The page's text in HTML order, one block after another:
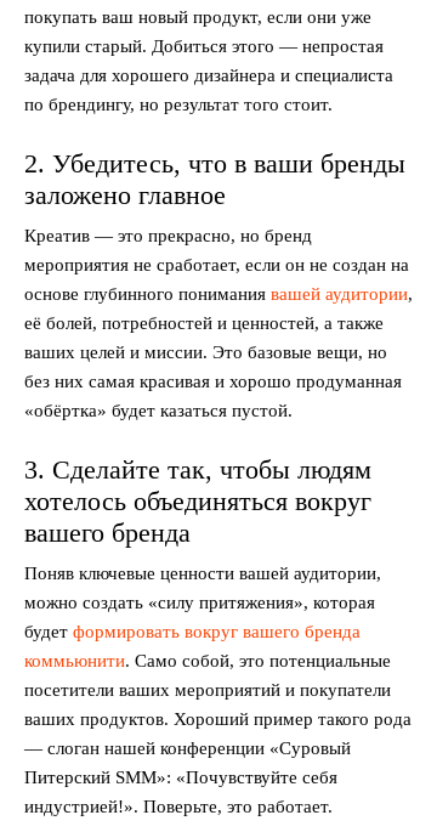
покупать ваш новый продукт, если они уже
купили старый. Добиться этого — непростая
задача для хорошего дизайнера и специалиста
по брендингу, но результат того стоит.
2. Убедитесь, что в ваши бренды
заложено главное
Креатив — это прекрасно, но бренд
мероприятия не сработает, если он не создан на
основе глубинного понимания вашей аудитории,
её болей, потребностей и ценностей, а также
ваших целей и миссии. Это базовые вещи, но
без них самая красивая и хорошо продуманная
«обёртка» будет казаться пустой.
3. Сделайте так, чтобы людям
хотелось объединяться вокруг
вашего бренда
Поняв ключевые ценности вашей аудитории,
можно создать «силу притяжения», которая
будет формировать вокруг вашего бренда
коммьюнити. Само собой, это потенциальные
посетители ваших мероприятий и покупатели
ваших продуктов. Хороший пример такого рода
— слоган нашей конференции «Суровый
Питерский SMM»: «Почувствуйте себя
индустрией!». Поверьте, это работает.